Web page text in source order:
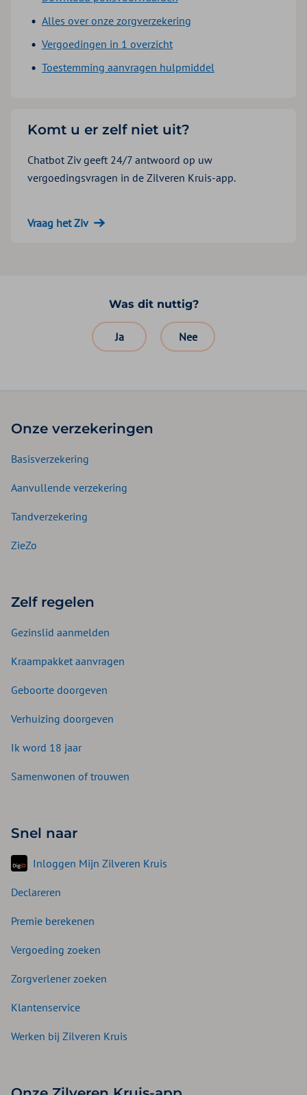
Alles over onze zorgverzekering
Vergoedingen in 1 overzicht
Toestemming aanvragen hulpmiddel
Komt u er zelf niet uit?
Chatbot Ziv geeft 24/7 antwoord op uw
vergoedingsvragen in de Zilveren Kruis-app.
Vraag het Ziv
Was dit nuttig?
Ja Nee
Onze verzekeringen
Basisverzekering
Aanvullende verzekering
Tandverzekering
ZieZo
Zelf regelen
Gezinslid aanmelden
Kraampakket aanvragen
Geboorte doorgeven
Verhuizing doorgeven
Ik word 18 jaar
Samenwonen of trouwen
Snel naar
Inloggen Mijn Zilveren Kruis
Declareren
Premie berekenen
Vergoeding zoeken
Zorgverlener zoeken
Klantenservice
Werken bij Zilveren Kruis